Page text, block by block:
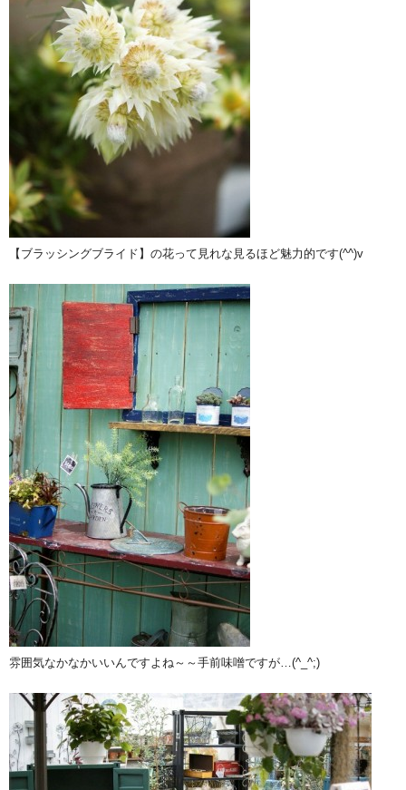
【ブラッシングブライド】の花って見れな見るほど魅力的です(^^)v
雰囲気なかなかいいんですよね～～手前味噌ですが…(^_^;)